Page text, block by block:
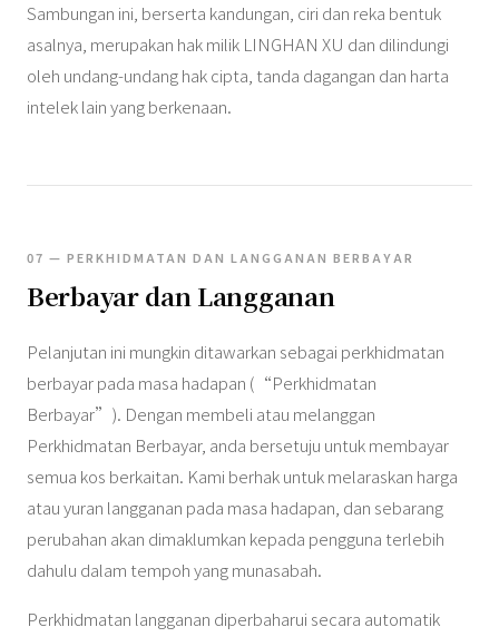
Sambungan ini, berserta kandungan, ciri dan reka bentuk
asalnya, merupakan hak milik LINGHAN XU dan dilindungi
oleh undang-undang hak cipta, tanda dagangan dan harta
intelek lain yang berkenaan.
07 — PERKHIDMATAN DAN LANGGANAN BERBAYAR
Berbayar dan Langganan
Pelanjutan ini mungkin ditawarkan sebagai perkhidmatan
berbayar pada masa hadapan (“Perkhidmatan
Berbayar”). Dengan membeli atau melanggan
Perkhidmatan Berbayar, anda bersetuju untuk membayar
semua kos berkaitan. Kami berhak untuk melaraskan harga
atau yuran langganan pada masa hadapan, dan sebarang
perubahan akan dimaklumkan kepada pengguna terlebih
dahulu dalam tempoh yang munasabah.
Perkhidmatan langganan diperbaharui secara automatik